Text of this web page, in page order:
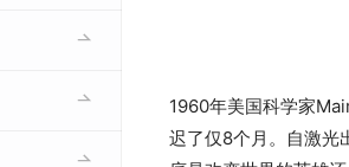
1960年美国科学家
迟了仅8个月。自激光